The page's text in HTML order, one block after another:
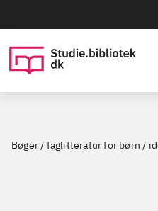
Bøger / faglitteratur for børn /